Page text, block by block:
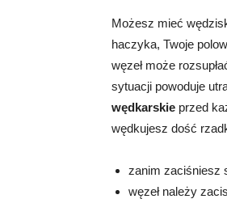
Możesz mieć
haczyka, Twoje
węzeł może
sytuacji powoduje
wędkarskie przed
wędkujesz dość
zanim zaciśniesz
węzeł należy